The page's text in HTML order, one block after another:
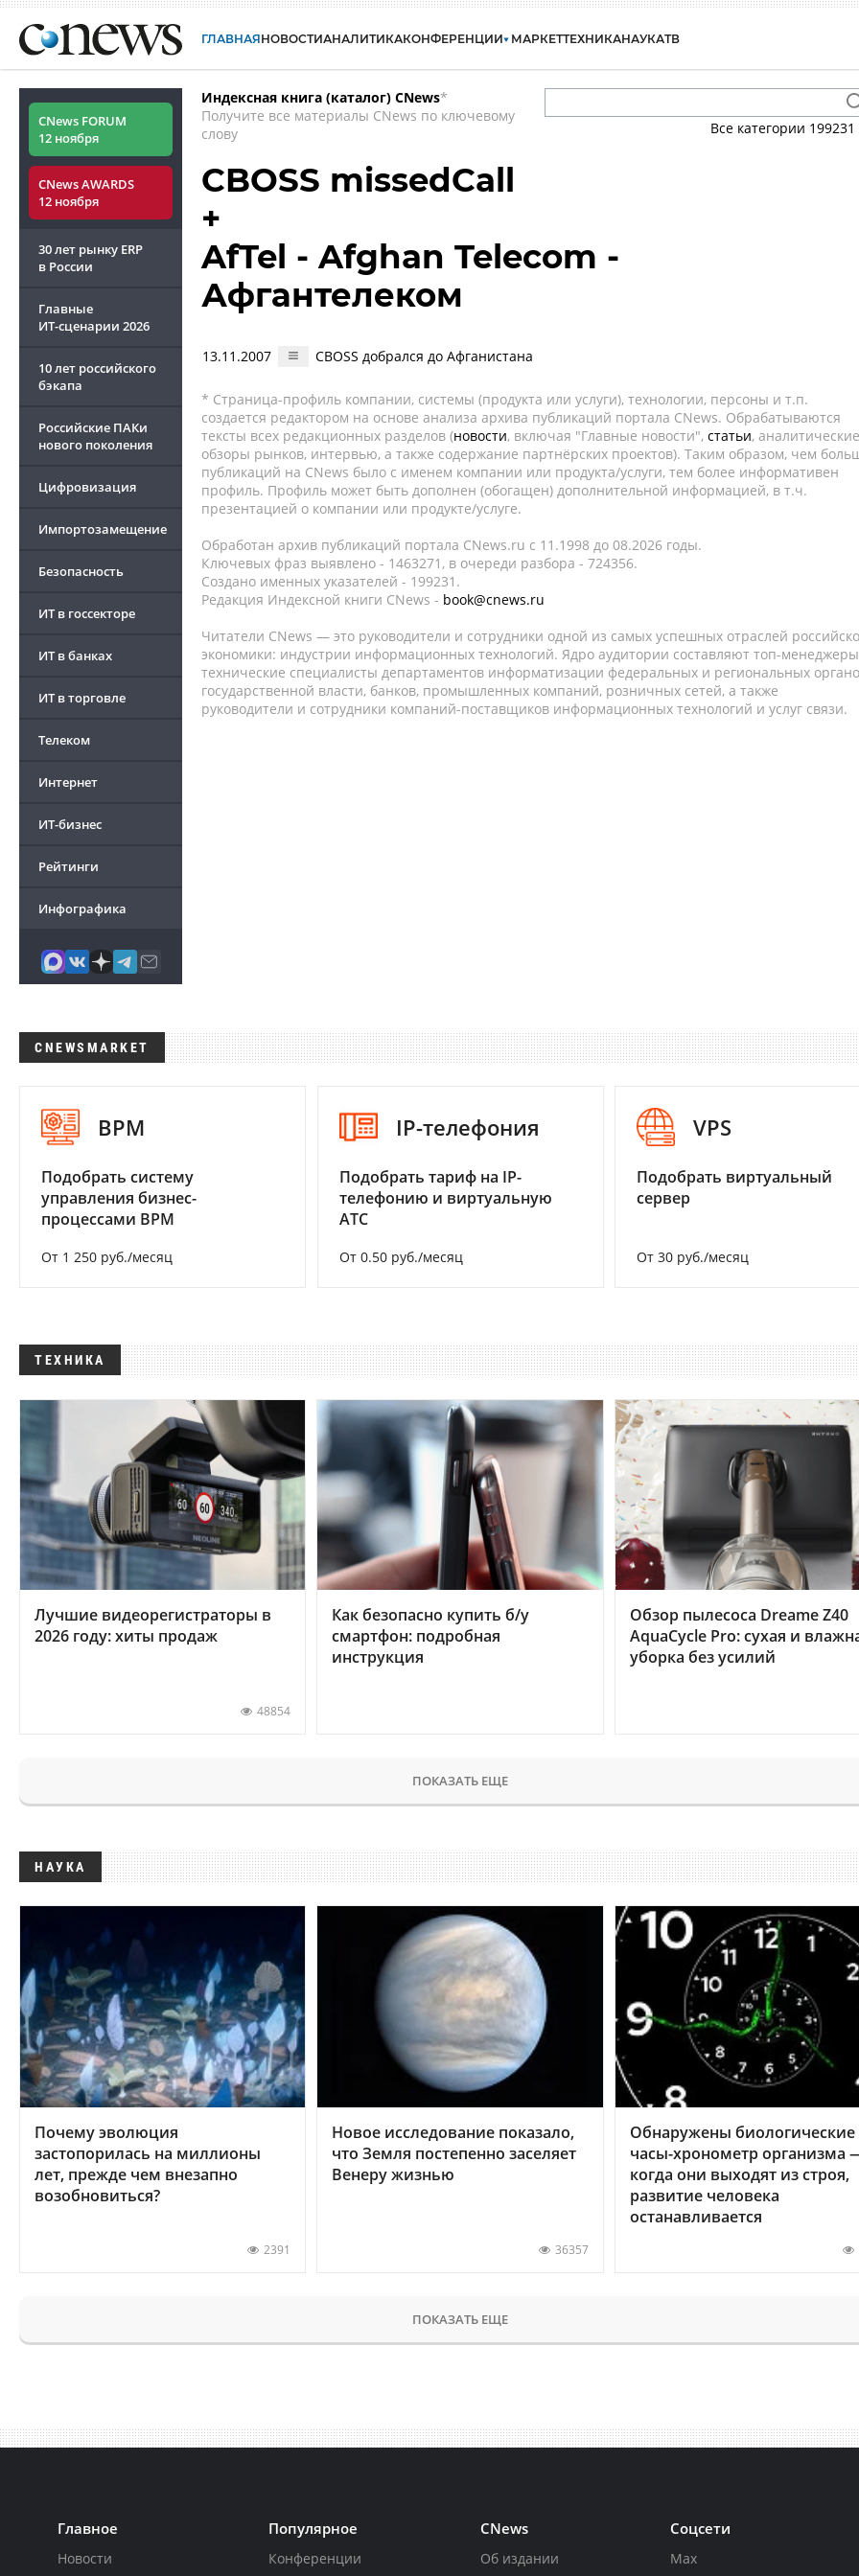
ГЛАВНАЯНОВОСТИАНАЛИТИКАКОНФЕРЕНЦИИ МАРКЕТТЕХНИКАНАУКАТВ
CNews FORUM
12 ноября
CNews AWARDS
12 ноября
30 лет рынку ERP
в России
Главные
ИТ-сценарии 2026
10 лет российского
бэкапа
Российские ПАКи
нового поколения
Цифровизация
Импортозамещение
Безопасность
ИТ в госсекторе
ИТ в банках
ИТ в торговле
Телеком
Интернет
ИТ-бизнес
Рейтинги
Инфографика
Индексная книга (каталог) CNews*
Получите все материалы CNews по ключевому
слову
Все категории 199231
CBOSS missedCall
+
AfTel - Afghan Telecom -
Афгантелеком
13.11.2007 CBOSS добрался до Афганистана
* Страница-профиль компании, системы (продукта или услуги), технологии, персоны и т.п.
создается редактором на основе анализа архива публикаций портала CNews. Обрабатываются
тексты всех редакционных разделов (новости, включая "Главные новости", статьи, аналитические
обзоры рынков, интервью, а также содержание партнёрских проектов). Таким образом, чем
публикаций на CNews было с именем компании или продукта/услуги, тем более информативен
профиль. Профиль может быть дополнен (обогащен) дополнительной информацией, в т.ч.
презентацией о компании или продукте/услуге.
Обработан архив публикаций портала CNews.ru c 11.1998 до 08.2026 годы.
Ключевых фраз выявлено - 1463271, в очереди разбора - 724356.
Создано именных указателей - 199231.
Редакция Индексной книги CNews - book@cnews.ru
Читатели CNews — это руководители и сотрудники одной из самых успешных отраслей
экономики: индустрии информационных технологий. Ядро аудитории составляют топ-
технические специалисты департаментов информатизации федеральных и региональных
государственной власти, банков, промышленных компаний, розничных сетей, а также
руководители и сотрудники компаний-поставщиков информационных технологий и услуг связи.
CNEWSMARKET
BPM
Подобрать систему
управления бизнес-
процессами BPM
От 1 250 руб./месяц
IP-телефония
Подобрать тариф на IP-
телефонию и виртуальную
АТС
От 0.50 руб./месяц
VPS
Подобрать виртуальный
сервер
От 30 руб./месяц
ТЕХНИКА
Лучшие видеорегистраторы в
2026 году: хиты продаж
48854
Как безопасно купить б/у
смартфон: подробная
инструкция
Обзор пылесоса Dreame Z40
AquaCycle Pro: сухая и
уборка без усилий
ПОКАЗАТЬ ЕЩЕ
НАУКА
Почему эволюция
застопорилась на миллионы
лет, прежде чем внезапно
возобновиться?
2391
Новое исследование показало,
что Земля постепенно заселяет
Венеру жизнью
36357
Обнаружены биологические
часы-хронометр организма
когда они выходят из строя,
развитие человека
останавливается
ПОКАЗАТЬ ЕЩЕ
Главное
Новости
Популярное
Конференции
CNews
Об издании
Соцсети
Max